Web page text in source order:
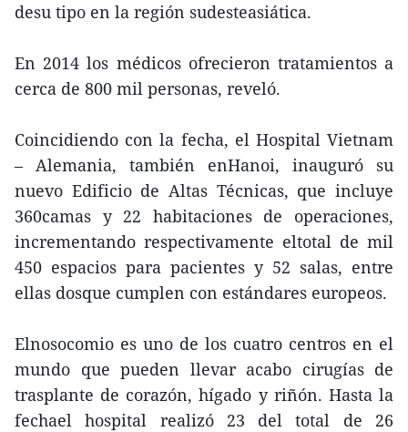
desu tipo en la región sudesteasiática.
En 2014 los médicos ofrecieron tratamientos a
cerca de 800 mil personas, reveló.
Coincidiendo con la fecha, el Hospital Vietnam
– Alemania, también enHanoi, inauguró su
nuevo Edificio de Altas Técnicas, que incluye
360camas y 22 habitaciones de operaciones,
incrementando respectivamente eltotal de mil
450 espacios para pacientes y 52 salas, entre
ellas dosque cumplen con estándares europeos.
Elnosocomio es uno de los cuatro centros en el
mundo que pueden llevar acabo cirugías de
trasplante de corazón, hígado y riñón. Hasta la
fechael hospital realizó 23 del total de 26